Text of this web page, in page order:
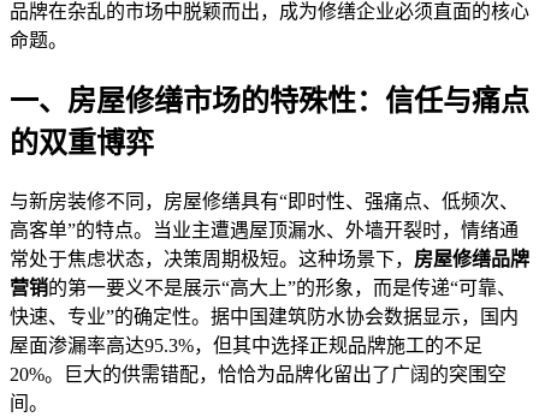
品牌在杂乱的市场中脱颖而出，成为修缮企业必须直面的核心
命题。
一、房屋修缮市场的特殊性：信任与痛点
的双重博弈
与新房装修不同，房屋修缮具有“即时性、强痛点、低频次、
高客单”的特点。当业主遭遇屋顶漏水、外墙开裂时，情绪通
常处于焦虑状态，决策周期极短。这种场景下， 房屋修缮品牌
营销的第一要义不是展示“高大上”的形象，而是传递“可靠、
快速、专业”的确定性。据中国建筑防水协会数据显示，国内
屋面渗漏率高达95.3%，但其中选择正规品牌施工的不足
20%。巨大的供需错配，恰恰为品牌化留出了广阔的突围空
间。